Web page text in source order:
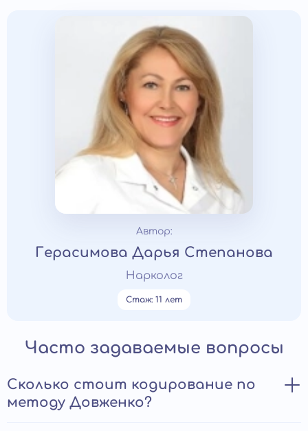
Автор:
Герасимова Дарья Степанова
Нарколог
Стаж: 11 лет
Часто задаваемые вопросы
Сколько стоит кодирование по
методу Довженко?